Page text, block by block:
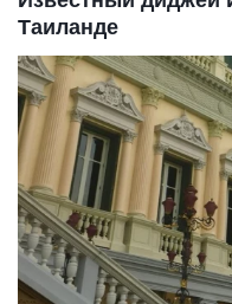
Таиланде